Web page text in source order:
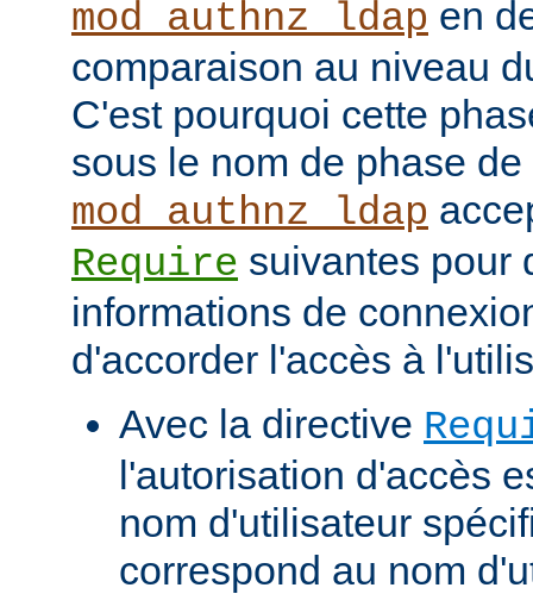
mod_authnz_ldap en
comparaison au niveau
C'est pourquoi cette
sous le nom de phase
mod_authnz_ldap
Require suivantes pour
informations de
d'accorder l'accès à
Avec la directive
l'autorisation d'accès
nom d'utilisateur
correspond au nom